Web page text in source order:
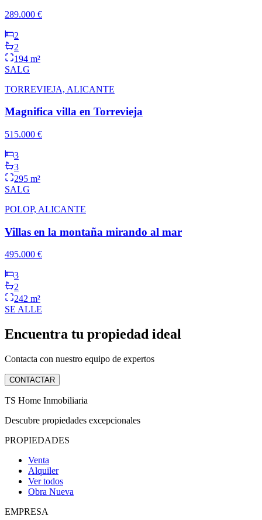
289.000 €
2
2
194 m²
SALG
TORREVIEJA, ALICANTE
Magnifica villa en Torrevieja
515.000 €
3
3
295 m²
SALG
POLOP, ALICANTE
Villas en la montaña mirando al mar
495.000 €
3
2
242 m²
SE ALLE
Encuentra tu propiedad ideal
Contacta con nuestro equipo de expertos
CONTACTAR
TS Home Inmobiliaria
Descubre propiedades excepcionales
PROPIEDADES
Venta
Alquiler
Ver todos
Obra Nueva
EMPRESA